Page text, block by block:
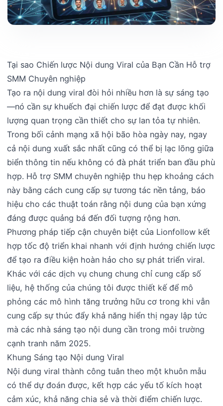
Tại sao Chiến lược Nội dung Viral của Bạn Cần Hỗ trợ
SMM Chuyên nghiệp
Tạo ra nội dung viral đòi hỏi nhiều hơn là sự sáng tạo
—nó cần sự khuếch đại chiến lược để đạt được khối
lượng quan trọng cần thiết cho sự lan tỏa tự nhiên.
Trong bối cảnh mạng xã hội bão hòa ngày nay, ngay
cả nội dung xuất sắc nhất cũng có thể bị lạc lõng giữa
biển thông tin nếu không có đà phát triển ban đầu phù
hợp. Hỗ trợ SMM chuyên nghiệp thu hẹp khoảng cách
này bằng cách cung cấp sự tương tác nền tảng, báo
hiệu cho các thuật toán rằng nội dung của bạn xứng
đáng được quảng bá đến đối tượng rộng hơn.
Phương pháp tiếp cận chuyên biệt của Lionfollow kết
hợp tốc độ triển khai nhanh với định hướng chiến lược
để tạo ra điều kiện hoàn hảo cho sự phát triển viral.
Khác với các dịch vụ chung chung chỉ cung cấp số
liệu, hệ thống của chúng tôi được thiết kế để mô
phỏng các mô hình tăng trưởng hữu cơ trong khi vẫn
cung cấp sự thúc đẩy khả năng hiển thị ngay lập tức
mà các nhà sáng tạo nội dung cần trong môi trường
cạnh tranh năm 2025.
Khung Sáng tạo Nội dung Viral
Nội dung viral thành công tuân theo một khuôn mẫu
có thể dự đoán được, kết hợp các yếu tố kích hoạt
cảm xúc, khả năng chia sẻ và thời điểm chiến lược.